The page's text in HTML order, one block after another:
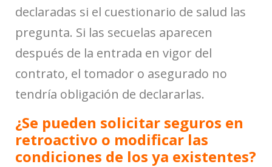
declaradas si el cuestionario de salud las
pregunta. Si las secuelas aparecen
después de la entrada en vigor del
contrato, el tomador o asegurado no
tendría obligación de declararlas.
¿Se pueden solicitar seguros en
retroactivo o modificar las
condiciones de los ya existentes?